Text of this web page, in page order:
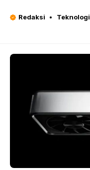
Redaksi Teknologi